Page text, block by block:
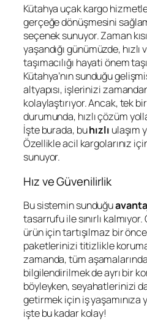
Kütahya uçak kargo
gerçeğe dönüşmesini
seçenek sunuyor. Zaman
yaşandığı günümüzde,
taşımacılığı hayati önem
Kütahya’nın sunduğu
altyapısı, işlerinizi
kolaylaştırıyor. Ancak, tek
durumunda, hızlı çözüm
İşte burada, buhızlı ulaşım
Özellikle acil kargolarınız
sunuyor.
Hız ve Güvenilirlik
Bu sistemin sunduğu
tasarrufu ile sınırlı
ürün için tartışılmaz bir
paketlerinizi titizlikle
zamanda, tüm
bilgilendirilmek de ayrı bir
böyleyken, seyahatlerinizi
getirmek için iş yaşamınıza
işte bu kadar kolay!